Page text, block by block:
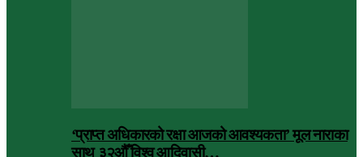
‘प्राप्त अधिकारको रक्षा आजको आवश्यकता’ मूल नाराका
साथ ३२औँ विश्व आदिवासी…